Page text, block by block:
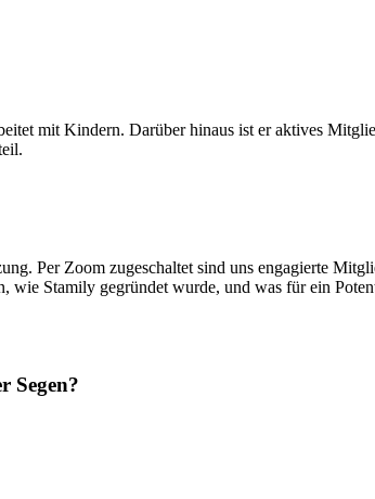
mit Kindern. Darüber hinaus ist er aktives
Per Zoom zugeschaltet sind uns engagierte
wie Stamily gegründet wurde, und was für ein
Segen?